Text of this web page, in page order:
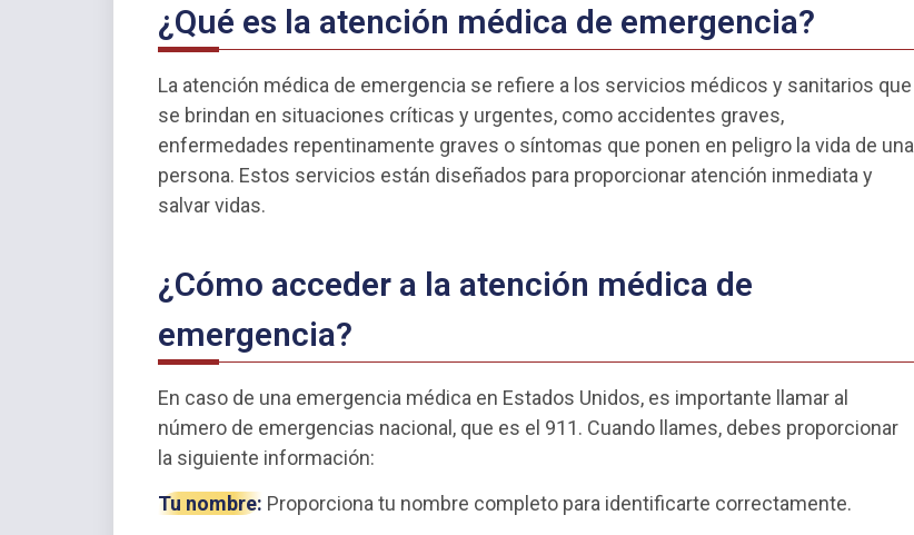
¿Qué es la atención médica de emergencia?
La atención médica de emergencia se refiere a los servicios médicos y sanitarios que
se brindan en situaciones críticas y urgentes, como accidentes graves,
enfermedades repentinamente graves o síntomas que ponen en peligro la vida de una
persona. Estos servicios están diseñados para proporcionar atención inmediata y
salvar vidas.
¿Cómo acceder a la atención médica de
emergencia?
En caso de una emergencia médica en Estados Unidos, es importante llamar al
número de emergencias nacional, que es el 911. Cuando llames, debes proporcionar
la siguiente información:
Tu nombre: Proporciona tu nombre completo para identificarte correctamente.